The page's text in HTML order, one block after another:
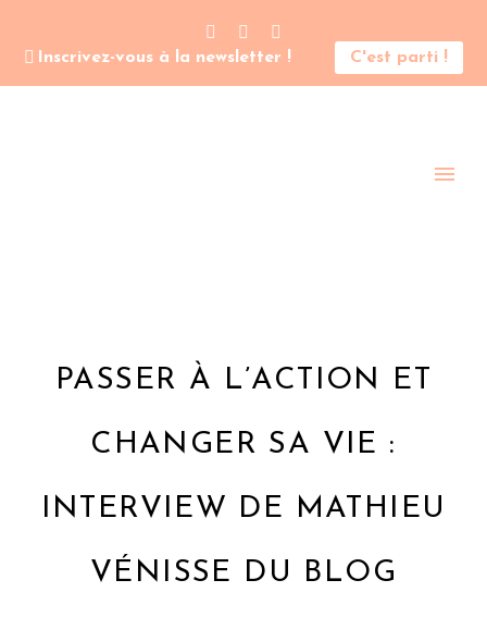
Inscrivez-vous à la newsletter ! C'est parti !
PASSER À L’ACTION ET
CHANGER SA VIE :
INTERVIEW DE MATHIEU
VÉNISSE DU BLOG